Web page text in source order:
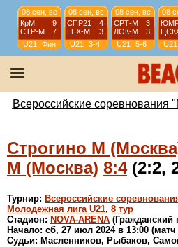
08 сен, вс
КрМ
9
СТР-М
7
U21
Фин
08 сен, вс
СПР21
4
LEX-М
3
U21
3-4
08 сен, вс
СРТ-М
3
ЛОК-М
3
U21
5-6
08
U21
07 сен, сб
3
СРТ-М
5
06
СТР-
Всероссийские соревнования
Строгино М
М (Москва) 8:4(2:2,
Турнир: Всероссийские
Молодежная лига U21, 8 тур
Стадион: NOVA-ARENA (Гражданский
Начало: сб, 27 июл 2024 в 13:00
Судьи: Масленников, Рыбаков,